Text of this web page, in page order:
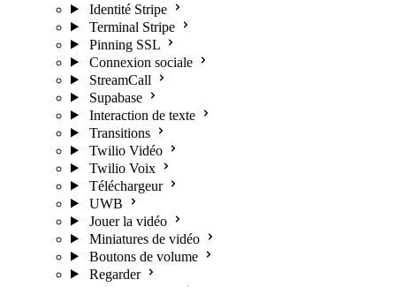
Identité Stripe
Terminal Stripe
Pinning SSL
Connexion sociale
StreamCall
Supabase
Interaction de texte
Transitions
Twilio Vidéo
Twilio Voix
Téléchargeur
UWB
Jouer la vidéo
Miniatures de vidéo
Boutons de volume
Regarder